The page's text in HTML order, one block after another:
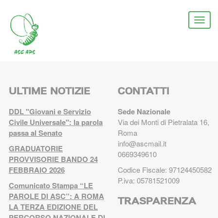
contenuto
principale
ULTIME NOTIZIE
DDL "Giovani e Servizio
Civile Universale": la parola
passa al Senato
GRADUATORIE
PROVVISORIE BANDO 24
FEBBRAIO 2026
Comunicato Stampa “LE
PAROLE DI ASC”: A ROMA
LA TERZA EDIZIONE DEL
CONTATTI
Sede Nazionale
Via dei Monti di Pietralata 16,
Roma
info@ascmail.it
0669349610
Codice Fiscale: 97124450582
P.iva: 05781521009
TRASPARENZA